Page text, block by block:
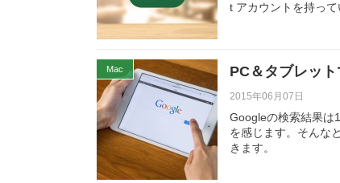
t アカウントを持って
Mac PC＆タブレッ
2015年06月07日
Googleの検索結果は
を感じます。そんな
きます。